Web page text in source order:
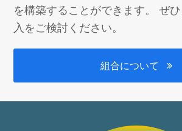
を構築することができます。 ぜ
入をご検討ください。
組合について